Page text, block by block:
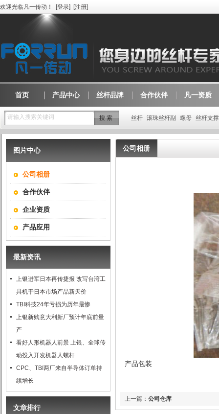
欢迎光临凡一传动！ [登录] [注册]
首页 产品中心 丝杆品牌 合作伙伴 凡一资质
请输入搜索关键词 丝杆 滚珠丝杆副 螺母 丝杆支
图片中心
公司相册
合作伙伴
企业资质
产品应用
最新资讯
上银进军日本再传捷报 改写台湾工
具机于日本市场产品新天价
TBI科技24年亏损为历年最惨
上银新购意大利新厂预计年底前量
产
看好人形机器人前景 上银、全球传
动投入开发机器人螺杆
CPC、TBI两厂来自半导体订单持
续增长
文章排行
公司相册
产品包装
上一篇： 公司仓库